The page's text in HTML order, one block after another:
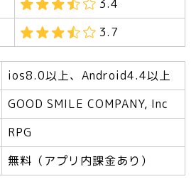
3.4
3.7
ios8.0以上、Android4.4以上
GOOD SMILE COMPANY, Inc
RPG
無料（アプリ内課金あり）